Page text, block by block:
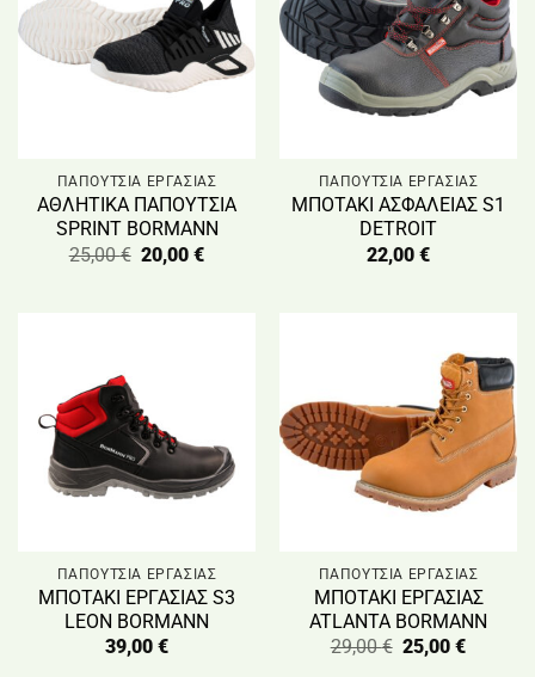
ΠΑΠΟΥΤΣΙΑ ΕΡΓΑΣΙΑΣ
ΑΘΛΗΤΙΚΑ ΠΑΠΟΥΤΣΙΑ
SPRINT BORMANN
25,00€ Original
price
20,00€Η
ΠΑΠΟΥΤΣΙΑ ΕΡΓΑΣΙΑΣ
ΜΠΟΤΑΚΙ ΑΣΦΑΛΕΙΑΣ S1
DETROIT
22,00 €
ΠΑΠΟΥΤΣΙΑ ΕΡΓΑΣΙΑΣ
ΜΠΟΤΑΚΙ ΕΡΓΑΣΙΑΣ S3
LEON BORMANN
39,00 €
ΠΑΠΟΥΤΣΙΑ ΕΡΓΑΣΙΑΣ
ΜΠΟΤΑΚΙ ΕΡΓΑΣΙΑΣ
ATLANTA BORMANN
29,00€ Original
price
25,00€Η